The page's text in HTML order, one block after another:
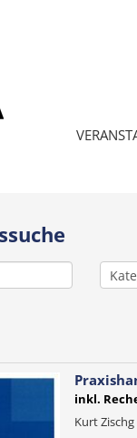
inkl.
Kurt Zischg